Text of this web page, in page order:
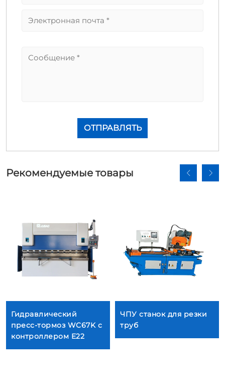
Рекомендуемые товары
Гидравлический
пресс-тормоз WC67K с
контроллером E22
ЧПУ станок для резки
труб